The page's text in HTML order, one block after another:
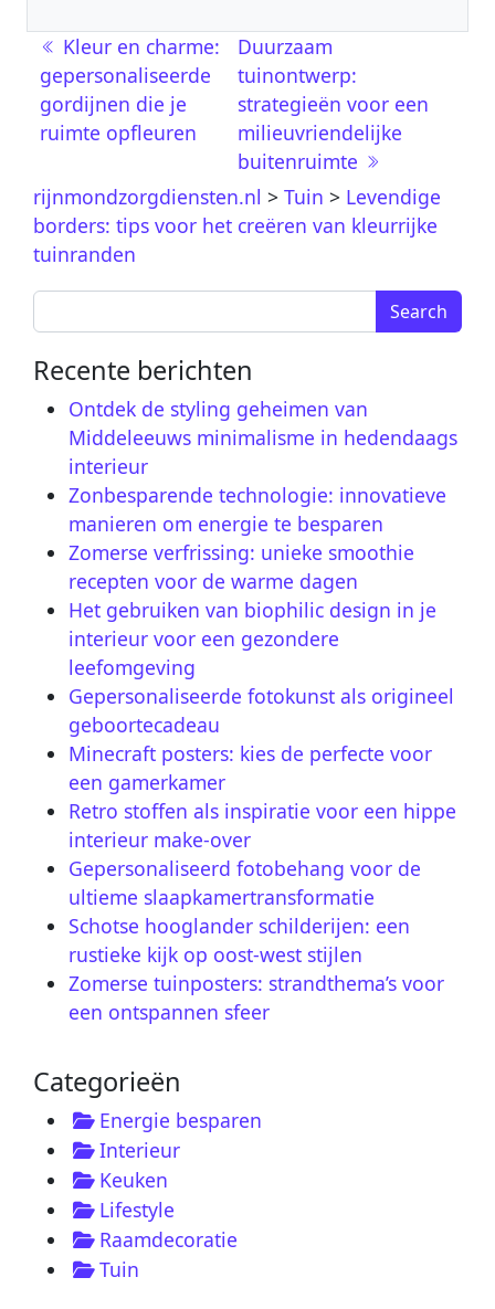
Berichtnavigatie
Kleur en charme:
gepersonaliseerde
gordijnen die je
ruimte opfleuren
Duurzaam
tuinontwerp:
strategieën voor een
milieuvriendelijke
buitenruimte
rijnmondzorgdiensten.nl > Tuin > Levendige
borders: tips voor het creëren van kleurrijke
tuinranden
Search for:
Recente berichten
Ontdek de styling geheimen van
Middeleeuws minimalisme in hedendaags
interieur
Zonbesparende technologie: innovatieve
manieren om energie te besparen
Zomerse verfrissing: unieke smoothie
recepten voor de warme dagen
Het gebruiken van biophilic design in je
interieur voor een gezondere
leefomgeving
Gepersonaliseerde fotokunst als origineel
geboortecadeau
Minecraft posters: kies de perfecte voor
een gamerkamer
Retro stoffen als inspiratie voor een hippe
interieur make-over
Gepersonaliseerd fotobehang voor de
ultieme slaapkamertransformatie
Schotse hooglander schilderijen: een
rustieke kijk op oost-west stijlen
Zomerse tuinposters: strandthema’s voor
een ontspannen sfeer
Categorieën
Energie besparen
Interieur
Keuken
Lifestyle
Raamdecoratie
Tuin